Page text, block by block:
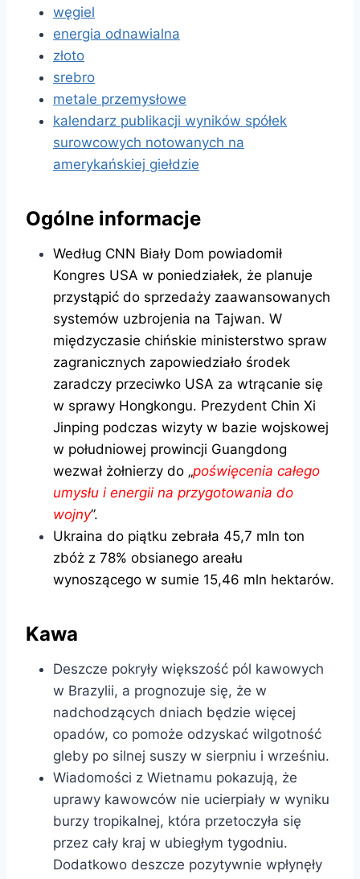
węgiel
energia odnawialna
złoto
srebro
metale przemysłowe
kalendarz publikacji wyników spółek
surowcowych notowanych na
amerykańskiej giełdzie
Ogólne informacje
Według CNN Biały Dom powiadomił
Kongres USA w poniedziałek, że planuje
przystąpić do sprzedaży zaawansowanych
systemów uzbrojenia na Tajwan. W
międzyczasie chińskie ministerstwo spraw
zagranicznych zapowiedziało środek
zaradczy przeciwko USA za wtrącanie się
w sprawy Hongkongu. Prezydent Chin Xi
Jinping podczas wizyty w bazie wojskowej
w południowej prowincji Guangdong
wezwał żołnierzy do „poświęcenia całego
umysłu i energii na przygotowania do
wojny”.
Ukraina do piątku zebrała 45,7 mln ton
zbóż z 78% obsianego areału
wynoszącego w sumie 15,46 mln hektarów.
Kawa
Deszcze pokryły większość pól kawowych
w Brazylii, a prognozuje się, że w
nadchodzących dniach będzie więcej
opadów, co pomoże odzyskać wilgotność
gleby po silnej suszy w sierpniu i wrześniu.
Wiadomości z Wietnamu pokazują, że
uprawy kawowców nie ucierpiały w wyniku
burzy tropikalnej, która przetoczyła się
przez cały kraj w ubiegłym tygodniu.
Dodatkowo deszcze pozytywnie wpłynęły